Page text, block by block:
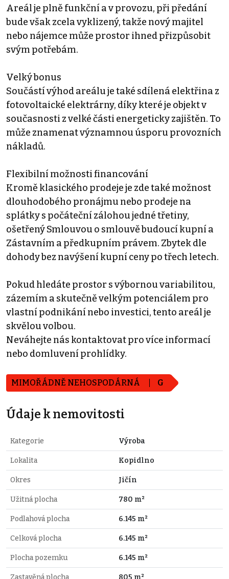
Areál je plně funkční a v provozu, při předání
bude však zcela vyklizený, takže nový majitel
nebo nájemce může prostor ihned přizpůsobit
svým potřebám.
Velký bonus
Součástí výhod areálu je také sdílená elektřina z
fotovoltaické elektrárny, díky které je objekt v
současnosti z velké části energeticky zajištěn. To
může znamenat významnou úsporu provozních
nákladů.
Flexibilní možnosti financování
Kromě klasického prodeje je zde také možnost
dlouhodobého pronájmu nebo prodeje na
splátky s počáteční zálohou jedné třetiny,
ošetřený Smlouvou o smlouvě budoucí kupní a
Zástavním a předkupním právem. Zbytek dle
dohody bez navýšení kupní ceny po třech letech.
Pokud hledáte prostor s výbornou variabilitou,
zázemím a skutečně velkým potenciálem pro
vlastní podnikání nebo investici, tento areál je
skvělou volbou.
Neváhejte nás kontaktovat pro více informací
nebo domluvení prohlídky.
MIMOŘÁDNĚ NEHOSPODÁRNÁ G
Údaje k nemovitosti
Kategorie Výroba
Lokalita Kopidlno
Okres Jičín
Užitná plocha 780 m²
Podlahová plocha 6.145 m²
Celková plocha 6.145 m²
Plocha pozemku 6.145 m²